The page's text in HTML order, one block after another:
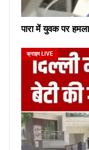
पारा में युवक पर
क्राइम LIVE